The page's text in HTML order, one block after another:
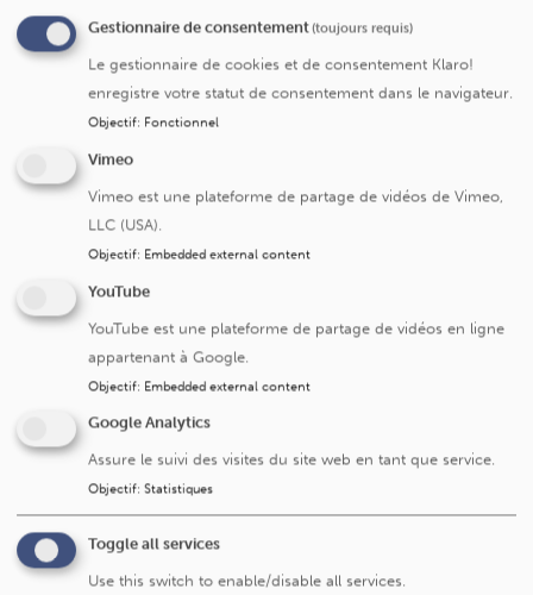
Spécialités
Maladies inflammatoires de l’œil (uvéites)
Service/centre
Service d'ophtalmologie
Gestionnaire de consentement(toujours requis)
Le gestionnaire de cookies et de consentement Klaro!
enregistre votre statut de consentement dans le navigateur.
Objectif: Fonctionnel
Vimeo
Vimeo est une plateforme de partage de vidéos de Vimeo,
LLC (USA).
Objectif: Embedded external content
YouTube
YouTube est une plateforme de partage de vidéos en ligne
appartenant à Google.
Objectif: Embedded external content
Google Analytics
Assure le suivi des visites du site web en tant que service.
Objectif: Statistiques
Toggle all services
Use this switch to enable/disable all services.